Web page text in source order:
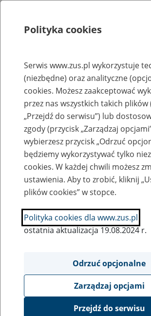
Rejestry, ewidencje i archiwa
Baza zlikwidowanych lub
przekształconych
Nazwa zakładu pracy:
SZUKAJ
Ukryj wszystkie pozycje bazy
Polityka cookies
Serwis www.zus.pl wykorzystuje
(niezbędne) oraz analityczne
cookies. Możesz zaakceptować
przez nas wszystkich takich plików
„Przejdź do serwisu”) lub
zgody (przycisk „Zarządzaj
wybierzesz przycisk „Odrzuć
będziemy wykorzystywać tylko
cookies. W każdej chwili możesz
ustawienia. Aby to zrobić, kliknij
plików cookies” w stopce.
Polityka cookies dla www.zus.pl
ostatnia aktualizacja 19.08.2024 r.
Odrzuć opcjonalne
Zarządzaj opcjami
Przejdź do serwisu